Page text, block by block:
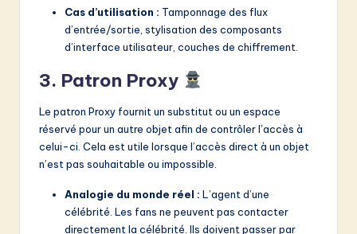
Cas d’utilisation : Tamponnage des flux
d’entrée/sortie, stylisation des composants
d’interface utilisateur, couches de chiffrement.
3. Patron Proxy
Le patron Proxy fournit un substitut ou un espace
réservé pour un autre objet afin de contrôler l’accès à
celui-ci. Cela est utile lorsque l’accès direct à un objet
n’est pas souhaitable ou impossible.
Analogie du monde réel : L’agent d’une
célébrité. Les fans ne peuvent pas contacter
directement la célébrité. Ils doivent passer par